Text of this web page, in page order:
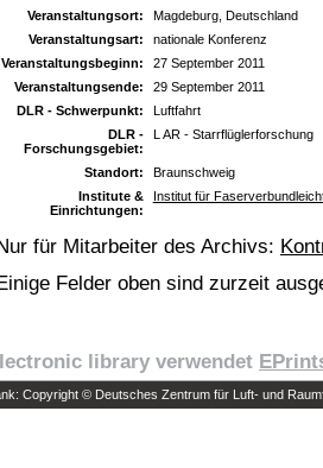
Veranstaltungsort:
Magdeburg, Deutschland
Veranstaltungsart:
nationale Konferenz
Veranstaltungsbeginn:
27 September 2011
Veranstaltungsende:
29 September 2011
DLR - Schwerpunkt:
Luftfahrt
DLR -
Forschungsgebiet:
L AR - Starrflüglerforschung
Standort:
Braunschweig
Institute &
Einrichtungen:
Institut für
für Mitarbeiter des Archivs:
Einige Felder oben sind zurzeit
library verwendet
Copyright © Deutsches Zentrum für Luft- und